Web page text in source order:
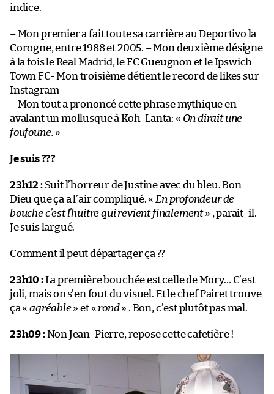
indice.
– Mon premier a fait toute sa carrière au Deportivo la
Corogne, entre 1988 et 2005. – Mon deuxième désigne
à la fois le Real Madrid, le FC Gueugnon et le Ipswich
Town FC- Mon troisième détient le record de likes sur
Instagram
– Mon tout a prononcé cette phrase mythique en
avalant un mollusque à Koh-Lanta: « On dirait une
foufoune. »
Je suis ???
23h12 :Suit l’horreur de Justine avec du bleu. Bon
Dieu que ça a l’air compliqué. «En profondeur de
bouche c’est l’huitre qui revient finalement» , parait-il.
Je suis largué.
Comment il peut départager ça ??
23h10 :La première bouchée est celle de Mory… C’est
joli, mais on s’en fout du visuel. Et le chef Pairet trouve
ça «agréable» et « rond» . Bon, c’est plutôt pas mal.
23h09 :Non Jean-Pierre, repose cette cafetière !